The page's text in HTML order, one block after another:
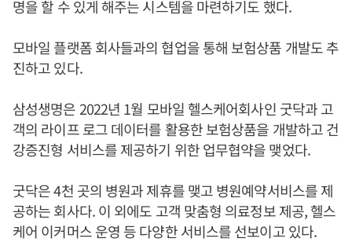
명을 할 수 있게 해주는 시스템을 마련하기도 했다.
모바일 플랫폼 회사들과의 협업을 통해 보험상품 개발도 추
진하고 있다.
삼성생명은 2022년 1월 모바일 헬스케어회사인 굿닥과 고
객의 라이프 로그 데이터를 활용한 보험상품을 개발하고 건
강증진형 서비스를 제공하기 위한 업무협약을 맺었다.
굿닥은 4천 곳의 병원과 제휴를 맺고 병원예약서비스를 제
공하는 회사다. 이 외에도 고객 맞춤형 의료정보 제공, 헬스
케어 이커머스 운영 등 다양한 서비스를 선보이고 있다.